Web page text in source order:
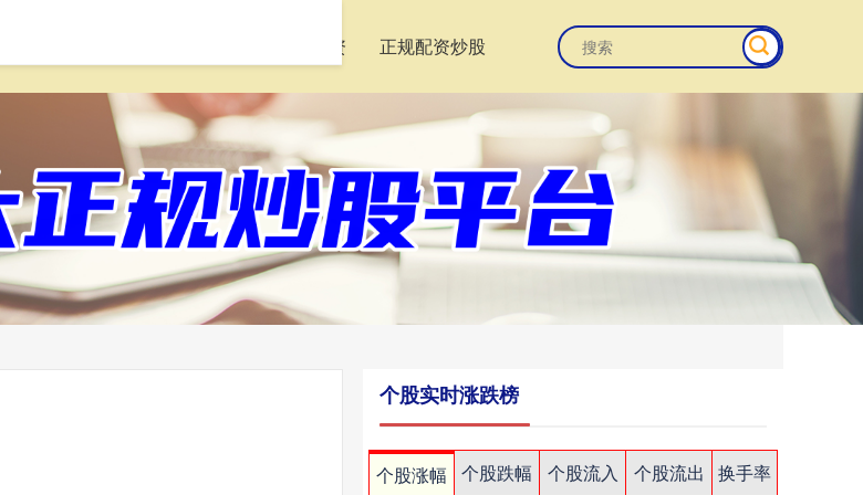
168股票配资 正规配资炒股
个股实时涨跌榜
个股涨幅 个股跌幅 个股流入 个股流出
换手率